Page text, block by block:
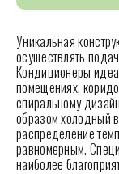
Уникальная
осуществлять
Кондиционеры
помещениях,
спиральному
образом холодный
распределение
равномерным.
наиболее